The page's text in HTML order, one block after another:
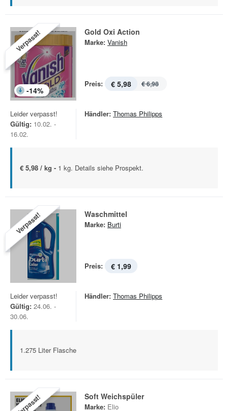
Verpasst!
-14%
Gold Oxi Action
Marke: Vanish
Preis: € 5,98 € 6,98
Leider verpasst!
Gültig: 10.02. -
16.02.
Händler: Thomas Philipps
€ 5,98 / kg - 1 kg. Details siehe Prospekt.
Verpasst! Waschmittel
Marke: Burti
Preis: € 1,99
Leider verpasst!
Gültig: 24.06. -
30.06.
Händler: Thomas Philipps
1.275 Liter Flasche
Verpasst! Soft Weichspüler
Marke: Elio